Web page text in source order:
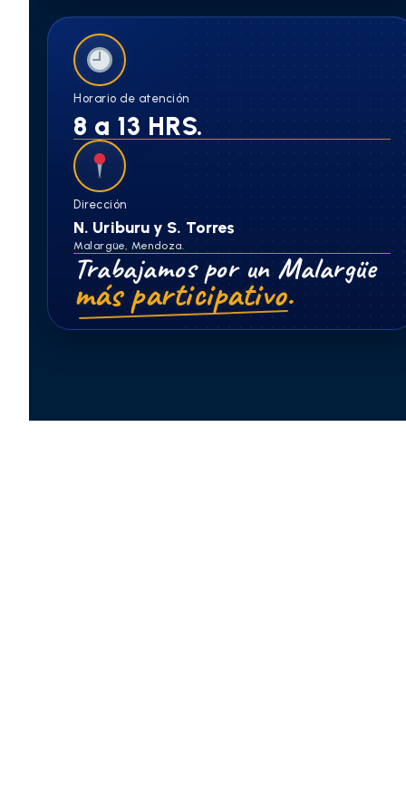
Horario de atención
8 a 13 HRS.
Dirección
N. Uriburu y S. Torres
Malargüe, Mendoza.
Trabajamos por un Malargüe
más participativo.